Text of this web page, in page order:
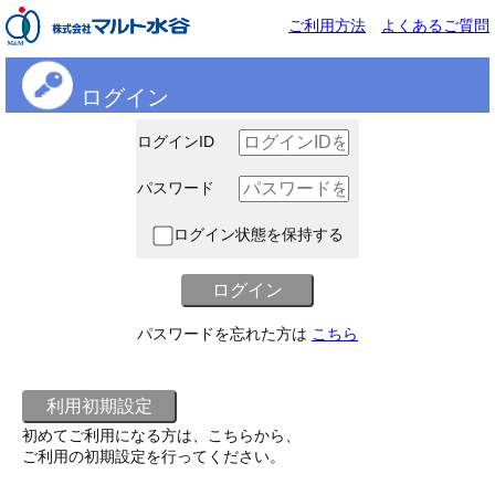
ご利用方法 よくあるご質問
ログイン
ログインID
パスワード
ログイン状態を保持する
パスワードを忘れた方は こちら
初めてご利用になる方は、こちらから、
ご利用の初期設定を行ってください。